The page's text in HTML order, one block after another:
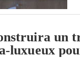
un
luxueux